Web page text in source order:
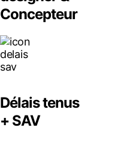
Concepteur
Délais tenus
+ SAV